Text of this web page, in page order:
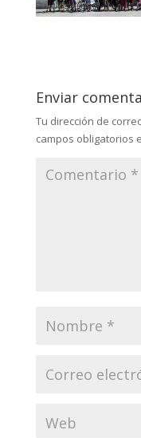
Enviar
Tu dirección de
campos obligatorios